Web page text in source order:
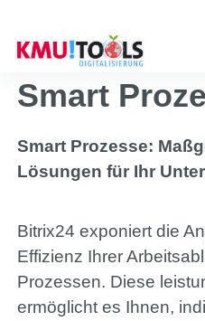
Service-Provider
Digital-Agentur
Lösungen
Smart
Smart Prozesse:
Lösungen für Ihr
Bitrix24 exponiert die
Effizienz Ihrer
Prozessen. Diese
ermöglicht es Ihnen,